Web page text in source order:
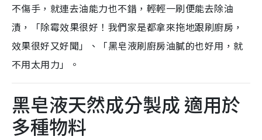
不傷手，就連去油能力也不錯，輕輕一刷便能去除油
漬，「除霉效果很好！我們家是都拿來拖地跟刷廚房，
效果很好又好聞」、「黑皂液刷廚房油膩的也好用，就
不用太用力」。
黑皂液天然成分製成 適用於
多種物料